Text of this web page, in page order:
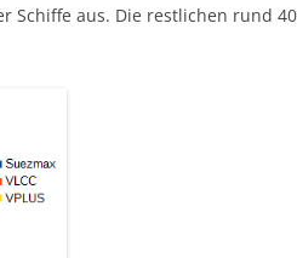
Schiffe aus. Die restlichen rund